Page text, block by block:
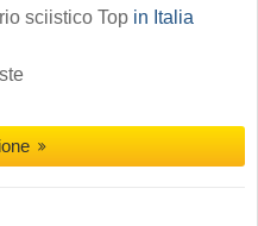
sciistico Top in Italia